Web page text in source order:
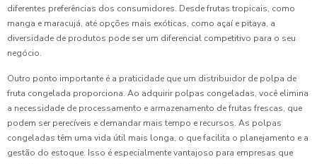
diferentes preferências dos consumidores. Desde frutas tropicais, como
manga e maracujá, até opções mais exóticas, como açaí e pitaya, a
diversidade de produtos pode ser um diferencial competitivo para o seu
negócio.
Outro ponto importante é a praticidade que um distribuidor de polpa de
fruta congelada proporciona. Ao adquirir polpas congeladas, você elimina
a necessidade de processamento e armazenamento de frutas frescas, que
podem ser perecíveis e demandar mais tempo e recursos. As polpas
congeladas têm uma vida útil mais longa, o que facilita o planejamento e a
gestão do estoque. Isso é especialmente vantajoso para empresas que